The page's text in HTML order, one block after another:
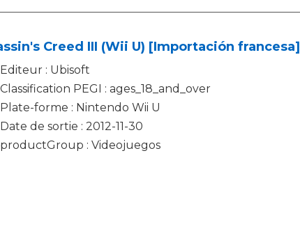
Creed III (Wii U) [Importación francesa]
Editeur : Ubisoft
Classification PEGI : ages_18_and_over
Plate-forme : Nintendo Wii U
Date de sortie : 2012-11-30
productGroup : Videojuegos